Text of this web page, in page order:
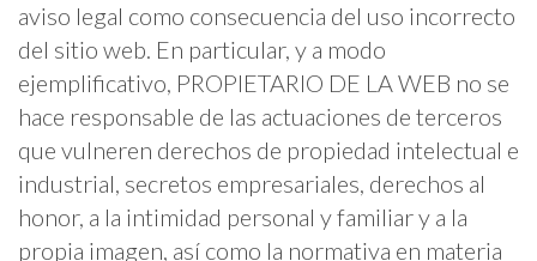
aviso legal como consecuencia del uso incorrecto
del sitio web. En particular, y a modo
ejemplificativo, PROPIETARIO DE LA WEB no se
hace responsable de las actuaciones de terceros
que vulneren derechos de propiedad intelectual e
industrial, secretos empresariales, derechos al
honor, a la intimidad personal y familiar y a la
propia imagen, así como la normativa en materia